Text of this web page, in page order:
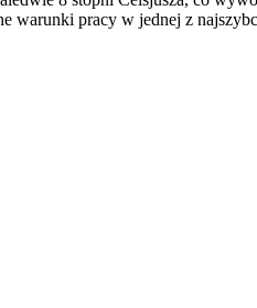
warunki pracy w jednej z